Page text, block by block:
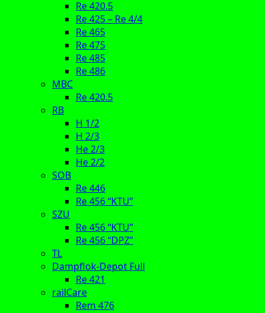
Re 420.5
Re 425 – Re 4/4
Re 465
Re 475
Re 485
Re 486
MBC
Re 420.5
RB
H 1/2
H 2/3
He 2/3
He 2/2
SOB
Re 446
Re 456 “KTU”
SZU
Re 456 “KTU”
Re 456 “DPZ”
TL
Dampflok-Depot Full
Re 421
railCare
Rem 476